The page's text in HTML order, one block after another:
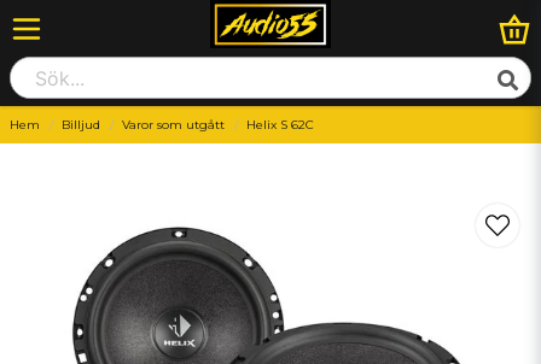
Hem Billjud Varor som utgått Helix S 62C